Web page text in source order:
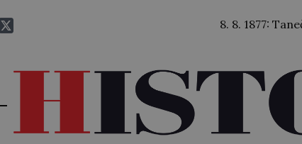
8. 8. 1877: Taneční